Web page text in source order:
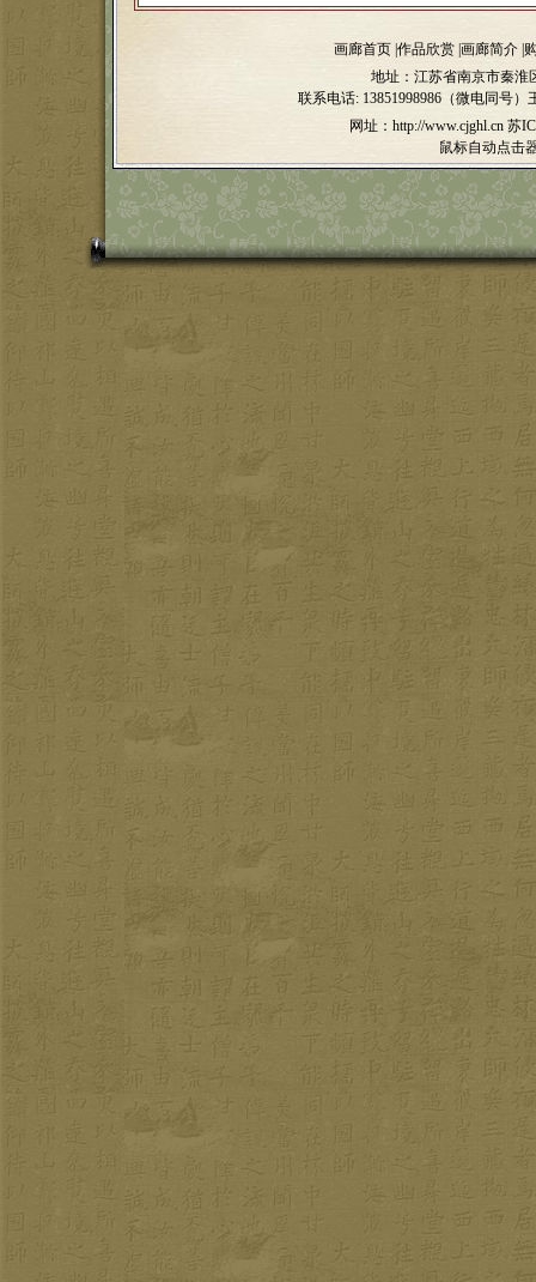
画廊首页 作品欣赏 画廊简介
地址：江苏省南京市秦淮
联系电话: 13851998986（微电同号）
网址：http://www.cjghl.cn 苏
鼠标自动点击